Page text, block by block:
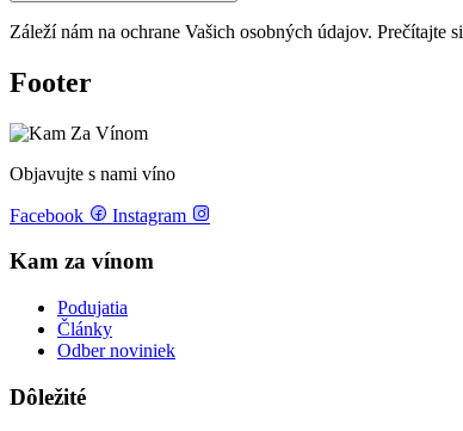
Záleží nám na ochrane Vašich osobných údajov. Prečítajte si
Footer
Objavujte s nami víno
Facebook Instagram
Kam za vínom
Podujatia
Články
Odber noviniek
Dôležité